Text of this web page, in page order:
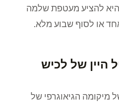
להציע מעטפת שלמה
או לסוף שבוע מלא.
היין של לכיש
מיקומה הגיאוגרפי של